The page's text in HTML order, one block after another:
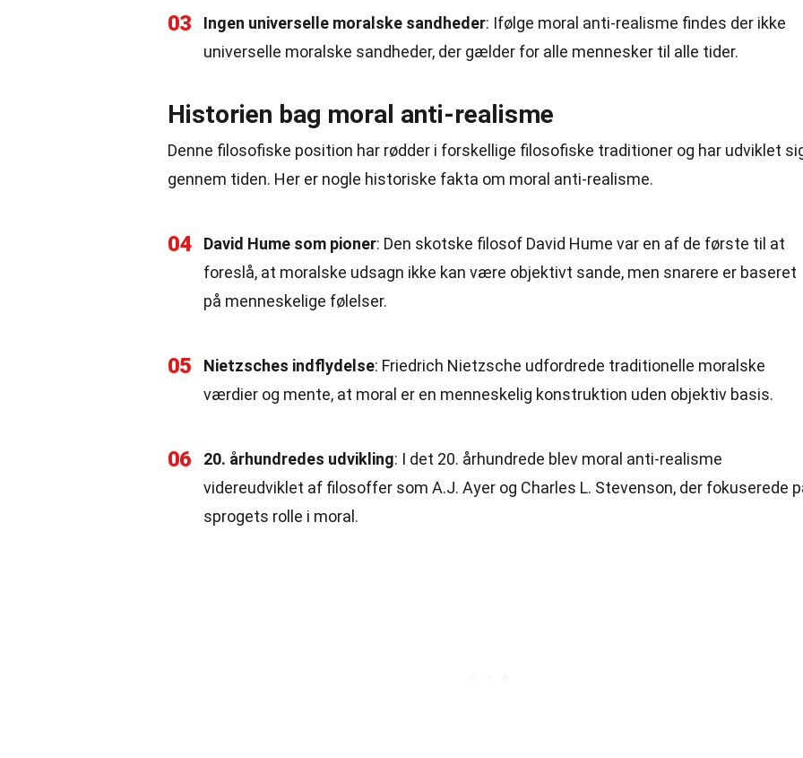
03 Ingen universelle moralske sandheder: Ifølge moral anti-realisme findes der ikke
universelle moralske sandheder, der gælder for alle mennesker til alle tider.
Historien bag moral anti-realisme
Denne filosofiske position har rødder i forskellige filosofiske traditioner og har udviklet
gennem tiden. Her er nogle historiske fakta om moral anti-realisme.
04 David Hume som pioner: Den skotske filosof David Hume var en af de første til at
foreslå, at moralske udsagn ikke kan være objektivt sande, men snarere er baseret
på menneskelige følelser.
05 Nietzsches indflydelse: Friedrich Nietzsche udfordrede traditionelle moralske
værdier og mente, at moral er en menneskelig konstruktion uden objektiv basis.
06 20. århundredes udvikling: I det 20. århundrede blev moral anti-realisme
videreudviklet af filosoffer som A.J. Ayer og Charles L. Stevenson, der fokuserede
sprogets rolle i moral.